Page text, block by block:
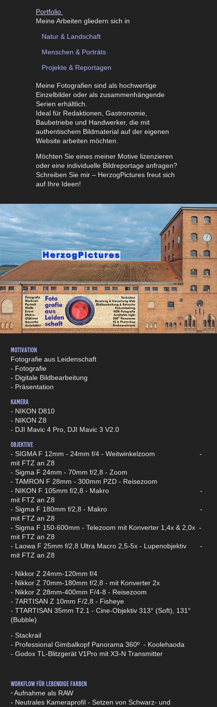
Portfolio
Meine Arbeiten gliedern sich in
Natur & Landschaft
Menschen & Porträts
Projekte & Reportagen
Meine Fotografien sind als hochwertige
Einzelbilder oder als zusammenhängende
Serien erhältlich.
Ideal für Redaktionen, Gastronomie,
Baubetriebe und Handwerker, die mit
authentischem Bildmaterial auf der eigenen
Website arbeiten möchten.
Möchten Sie eines meiner Motive lizenzieren
oder eine individuelle Bildreportage anfragen?
Schreiben Sie mir – HerzogPictures freut sich
auf Ihre Ideen!
Motivation
Fotografie aus Leidenschaft
- Fotografie
- Digitale Bildbearbeitung
- Präsentation
Kamera
- NIKON D810
- NIKON Z8
- DJI Mavic 4 Pro, DJI Mavic 3 V2.0
Objektive​
- SIGMA F 12mm - 24mm​ f/4 - Weitwinkelzoom -
mit FTZ an Z8
- Sigma F 24mm - 70mm f/2,8 - Zoom
- TAMRON F 28mm - 300mm​ PZD - Reisezoom
- NIKON F 105mm f/2,8 - Makro -
mit FTZ an Z8
- Sigma F 180mm f/2,8 - Makro -
mit FTZ an Z8
- Sigma F 150-600mm - Telezoom mit Konverter 1,4x & 2,0x -
mit FTZ an Z8
- Laowa F 25mm f/2,8 Ultra Macro 2,5-5x - Lupenobjektiv -
mit FTZ an Z8
- Nikkor Z 24mm-120mm f/4
- Nikkor Z 70mm-180mm f/2,8 - mit Konverter 2x
- Nikkor Z 28mm-400mm F/4-8 - Reisezoom
- 7ARTISAN Z 10mm F/2,8 - Fisheye
- TTARTISAN 35mm T2.1 - Cine-Objektiv 313° (Soft), 131°
(Bubble)
- Stackrail
- Professional Gimbalkopf Panorama 360º - Koolehaoda
- Godox TL-Blitzgerät V1Pro mit X3-N Transmitter
Workflow für lebendige Farben
-Aufnahme als RAW
- Neutrales Kameraprofil - Setzen von Schwarz- und